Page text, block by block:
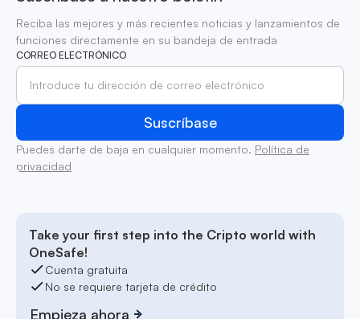
Reciba las mejores y más recientes noticias y lanzamientos de
funciones directamente en su bandeja de entrada
CORREO ELECTRÓNICO
Puedes darte de baja en cualquier momento. Política de
privacidad
Take your first step into the Cripto world with
OneSafe!
Cuenta gratuita
No se requiere tarjeta de crédito
Empieza ahora